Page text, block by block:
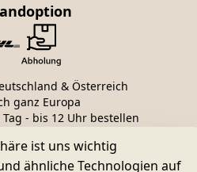
ist uns wichtig
ähnliche Technologien auf
& Österreich
ganz Europa
- bis 12 Uhr bestellen
Risiko